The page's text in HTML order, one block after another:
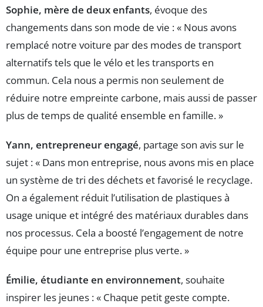
Sophie, mère de deux enfants, évoque des
changements dans son mode de vie : « Nous avons
remplacé notre voiture par des modes de transport
alternatifs tels que le vélo et les transports en
commun. Cela nous a permis non seulement de
réduire notre empreinte carbone, mais aussi de passer
plus de temps de qualité ensemble en famille. »
Yann, entrepreneur engagé, partage son avis sur le
sujet : « Dans mon entreprise, nous avons mis en place
un système de tri des déchets et favorisé le recyclage.
On a également réduit l’utilisation de plastiques à
usage unique et intégré des matériaux durables dans
nos processus. Cela a boosté l’engagement de notre
équipe pour une entreprise plus verte. »
Émilie, étudiante en environnement, souhaite
inspirer les jeunes : « Chaque petit geste compte.